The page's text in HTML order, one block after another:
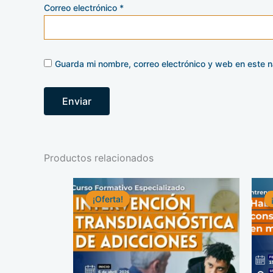
Correo electrónico *
Guarda mi nombre, correo electrónico y web en este
Productos relacionados
¡Oferta!
¡Oferta!
precio
original
era:
S/ 335.00.
El
precio
actual
es:
S/ 245.00.